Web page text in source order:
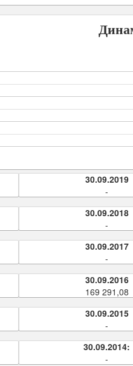
30.09.2019
-
30.09.2018
-
30.09.2017
-
30.09.2016
169 291,08
30.09.2015
-
30.09.2014:
-